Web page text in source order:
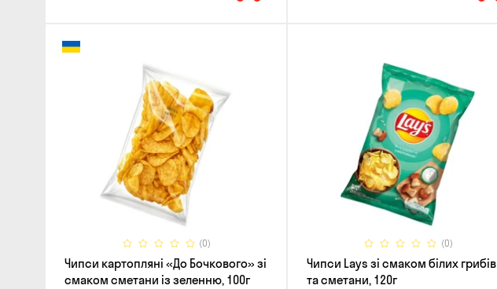
(0)
Чипси картоплянi «До Бочкового» зі
смаком сметани із зеленню, 100г
(0)
Чипси Lays зі смаком білих грибів
та сметани, 120г